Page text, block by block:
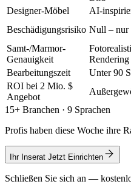
Designer-Möbel
AI-
Beschädigungsrisiko Null – nur
Samt-/Marmor-
Genauigkeit
Rendering
Bearbeitungszeit
Unter 90
ROI bei 2 Mio. $
Angebot
15+ Branchen · 9 Sprachen
Profis haben diese Woche ihre
Ihr Inserat Jetzt Einrichten
Schließen Sie sich an —